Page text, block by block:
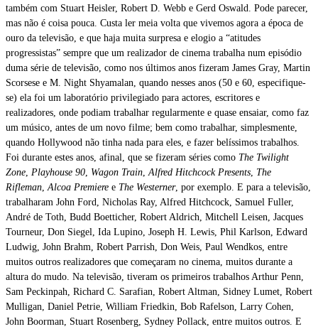
também com Stuart Heisler, Robert D. Webb e Gerd Oswald. Pode parecer,
mas não é coisa pouca. Custa ler meia volta que vivemos agora a época de
ouro da televisão, e que haja muita surpresa e elogio a “atitudes
progressistas” sempre que um realizador de cinema trabalha num episódio
duma série de televisão, como nos últimos anos fizeram James Gray, Martin
Scorsese e M. Night Shyamalan, quando nesses anos (50 e 60, especifique-
se) ela foi um laboratório privilegiado para actores, escritores e
realizadores, onde podiam trabalhar regularmente e quase ensaiar, como faz
um músico, antes de um novo filme; bem como trabalhar, simplesmente,
quando Hollywood não tinha nada para eles, e fazer belíssimos trabalhos.
Foi durante estes anos, afinal, que se fizeram séries como The Twilight
Zone Playhouse 90 Wagon Train Alfred Hitchcock Presents The
Rifleman Alcoa Premiere e The Westerner, por exemplo. E para a televisão,
trabalharam John Ford, Nicholas Ray, Alfred Hitchcock, Samuel Fuller,
André de Toth, Budd Boetticher, Robert Aldrich, Mitchell Leisen, Jacques
Tourneur, Don Siegel, Ida Lupino, Joseph H. Lewis, Phil Karlson, Edward
Ludwig, John Brahm, Robert Parrish, Don Weis, Paul Wendkos, entre
muitos outros realizadores que começaram no cinema, muitos durante a
altura do mudo. Na televisão, tiveram os primeiros trabalhos Arthur Penn,
Sam Peckinpah, Richard C. Sarafian, Robert Altman, Sidney Lumet, Robert
Mulligan, Daniel Petrie, William Friedkin, Bob Rafelson, Larry Cohen,
John Boorman, Stuart Rosenberg, Sydney Pollack, entre muitos outros. E